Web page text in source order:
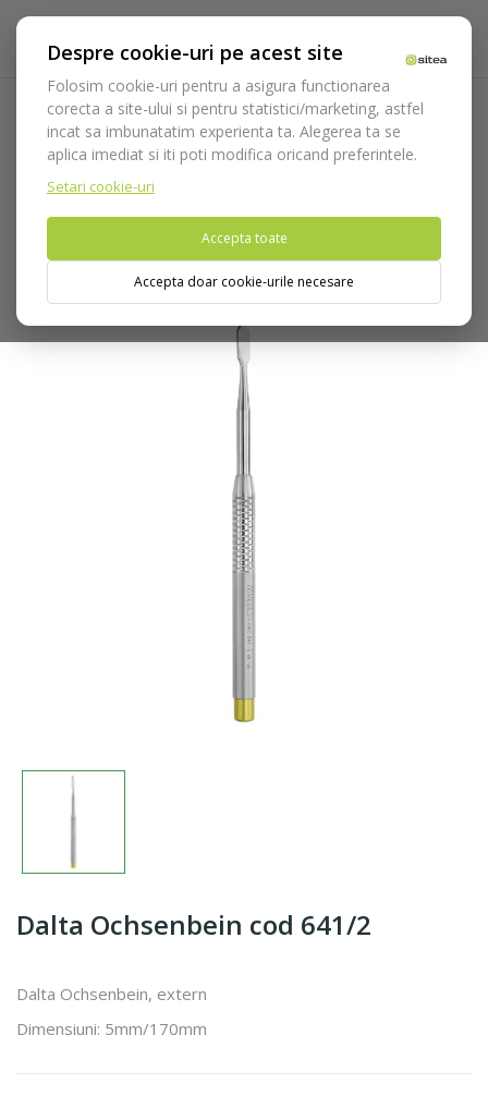
Despre cookie-uri pe acest site
Folosim cookie-uri pentru a asigura functionarea
corecta a site-ului si pentru statistici/marketing, astfel
incat sa imbunatatim experienta ta. Alegerea ta se
aplica imediat si iti poti modifica oricand preferintele.
Setari cookie-uri
Accepta toate
Accepta doar cookie-urile necesare
Acasa Instrumentar Chirurgie si implantologie
Dalta Ochsenbein cod 641/2
Nu puteti plasa comenzi din tara din care accesati website-ul
Dalta Ochsenbein cod 641/2
Dalta Ochsenbein, extern
Dimensiuni: 5mm/170mm